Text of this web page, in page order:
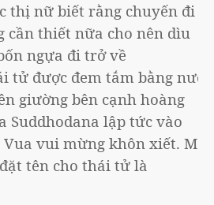
thị nữ biết rằng chuyến đi
cần thiết nữa cho nên dìu
ngựa đi trở về
tử được đem tắm bằng nước
giường bên cạnh hoàng
Suddhodana lập tức vào
vui mừng khôn xiết. Mặt
tên cho thái tử là